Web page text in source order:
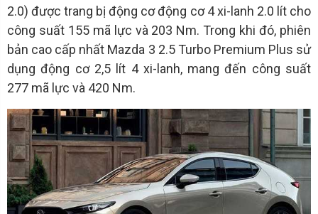
2.0) được trang bị động cơ động cơ 4 xi-lanh 2.0 lít cho
công suất 155 mã lực và 203 Nm. Trong khi đó, phiên
bản cao cấp nhất Mazda 3 2.5 Turbo Premium Plus sử
dụng động cơ 2,5 lít 4 xi-lanh, mang đến công suất
277 mã lực và 420 Nm.